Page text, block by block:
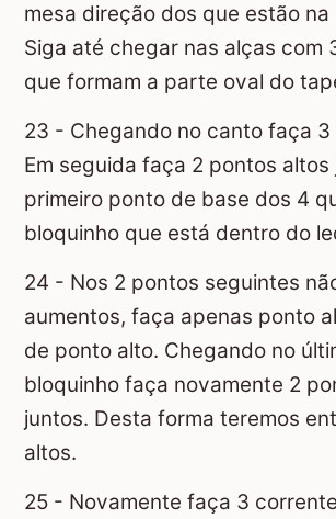
mesa direção dos que estão na
Siga até chegar nas alças com
que formam a parte oval do
23 - Chegando no canto faça
Em seguida faça 2 pontos altos
primeiro ponto de base dos 4
bloquinho que está dentro do
24 - Nos 2 pontos seguintes
aumentos, faça apenas ponto
de ponto alto. Chegando no
bloquinho faça novamente 2
juntos. Desta forma teremos
altos.
25 - Novamente faça 3